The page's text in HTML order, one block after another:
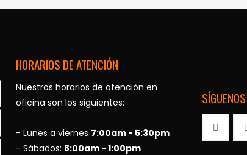
HORARIOS DE ATENCIÓN
Nuestros horarios de atención en
oficina son los siguientes:
- Lunes a viernes 7:00am - 5:30pm
- Sábados: 8:00am - 1:00pm
SÍGUENOS